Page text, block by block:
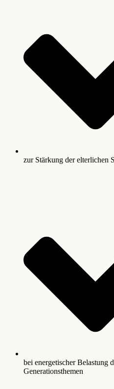
zur Stärkung der elterlichen
bei energetischer Belastung
Generationsthemen